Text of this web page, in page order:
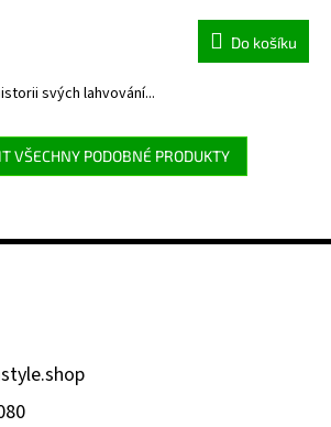
Do košíku
svých lahvování...
VŠECHNY PODOBNÉ PRODUKTY